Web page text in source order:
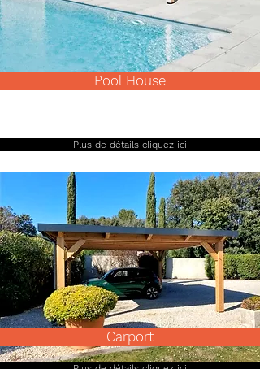
Carport
Plus de détails cliquez ici
Pool House